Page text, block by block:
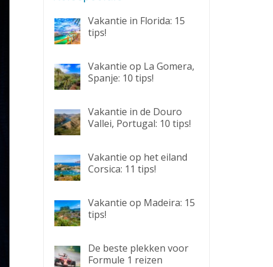
Vakantie in Florida: 15
tips!
Vakantie op La Gomera,
Spanje: 10 tips!
Vakantie in de Douro
Vallei, Portugal: 10 tips!
Vakantie op het eiland
Corsica: 11 tips!
Vakantie op Madeira: 15
tips!
De beste plekken voor
Formule 1 reizen